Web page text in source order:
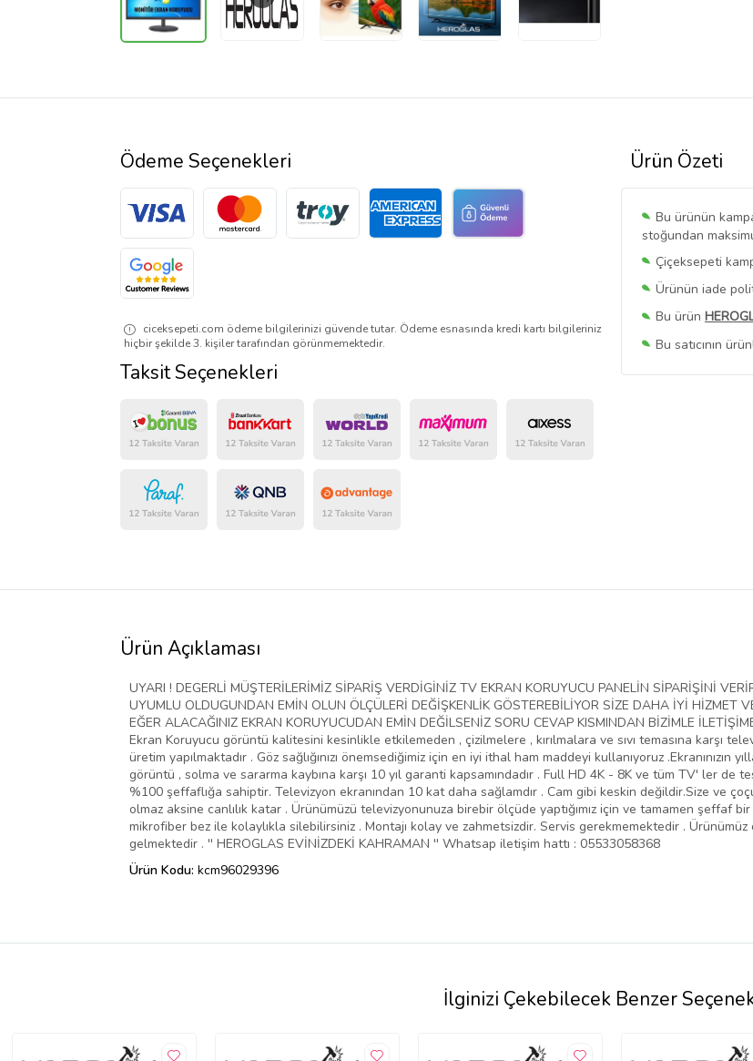
Ürün Özeti
Bu ürünün
stoğundan
Çiçeksepeti
Ürünün iade
Bu ürün
Bu satıcının
Bu Satıcının
Ödeme Seçenekleri
ciceksepeti.com ödeme bilgilerinizi güvende tutar. Ödeme esnasında kredi kartı bilgileriniz
hiçbir şekilde 3. kişiler tarafından görünmemektedir.
Taksit Seçenekleri
Ürün Açıklaması
UYARI ! DEGERLİ MÜŞTERİLERİMİZ SİPARİŞ VERDİGİNİZ TV EKRAN KORUYUCU PANELİN SİPARİŞİNİ
UYUMLU OLDUGUNDAN EMİN OLUN ÖLÇÜLERİ DEĞİŞKENLİK GÖSTEREBİLİYOR SİZE DAHA İYİ HİZMET
EĞER ALACAĞINIZ EKRAN KORUYUCUDAN EMİN DEĞİLSENİZ SORU CEVAP KISMINDAN BİZİMLE
Ekran Koruyucu görüntü kalitesini kesinlikle etkilemeden , çizilmelere , kırılmalara ve sıvı temasına karşı
üretim yapılmaktadır . Göz sağlığınızı önemsediğimiz için en iyi ithal ham maddeyi kullanıyoruz .Ekranınızın
görüntü , solma ve sararma kaybına karşı 10 yıl garanti kapsamındadır . Full HD 4K - 8K ve tüm TV' ler de
%100 şeffaflığa sahiptir. Televizyon ekranından 10 kat daha sağlamdır . Cam gibi keskin değildir.Size ve
olmaz aksine canlılık katar . Ürünümüzü televizyonunuza birebir ölçüde yaptığımız için ve tamamen şeffaf
mikrofiber bez ile kolaylıkla silebilirsiniz . Montajı kolay ve zahmetsizdir. Servis gerekmemektedir .
gelmektedir . '' HEROGLAS EVİNİZDEKİ KAHRAMAN '' Whatsap iletişim hattı : 05533058368
Ürün Kodu: kcm96029396
İlginizi Çekebilecek Benzer